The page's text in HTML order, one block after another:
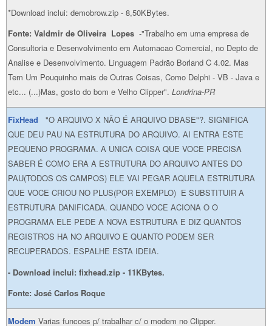
*Download inclui: demobrow.zip - 8,50KBytes.
Fonte: Valdmir de Oliveira Lopes -"Trabalho em uma empresa de
Consultoria e Desenvolvimento em Automacao Comercial, no Depto de
Analise e Desenvolvimento. Linguagem Padrão Borland C 4.02. Mas
Tem Um Pouquinho mais de Outras Coisas, Como Delphi - VB - Java e
etc... (...)Mas, gosto do bom e Velho Clipper". Londrina-PR
FixHead
"O ARQUIVO X NÃO É ARQUIVO DBASE"?. SIGNIFICA
QUE DEU PAU NA ESTRUTURA DO ARQUIVO. AI ENTRA ESTE
PEQUENO PROGRAMA. A UNICA COISA QUE VOCE PRECISA
SABER É COMO ERA A ESTRUTURA DO ARQUIVO ANTES DO
PAU(TODOS OS CAMPOS) ELE VAI PEGAR AQUELA ESTRUTURA
QUE VOCE CRIOU NO PLUS(POR EXEMPLO) E SUBSTITUIR A
ESTRUTURA DANIFICADA. QUANDO VOCE ACIONA O O
PROGRAMA ELE PEDE A NOVA ESTRUTURA E DIZ QUANTOS
REGISTROS HA NO ARQUIVO E QUANTO PODEM SER
RECUPERADOS. ESPALHE ESTA IDEIA.
- Download inclui: fixhead.zip - 11KBytes.
Fonte: José Carlos Roque
Modem Varias funcoes p/ trabalhar c/ o modem no Clipper.